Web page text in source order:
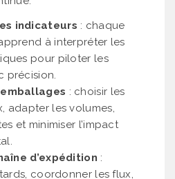
indicateurs : chaque
à interpréter les
pour piloter les
précision.
: choisir les
adapter les volumes,
et minimiser l’impact
d’expédition :
coordonner les flux,